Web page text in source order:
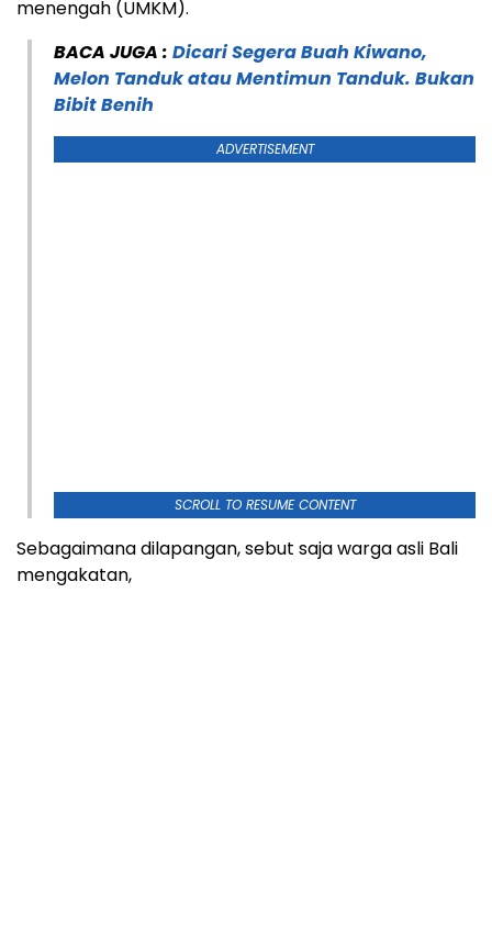
menengah (UMKM).
BACA JUGA : Dicari Segera Buah Kiwano,
Melon Tanduk atau Mentimun Tanduk. Bukan
Bibit Benih
ADVERTISEMENT
SCROLL TO RESUME CONTENT
Sebagaimana dilapangan, sebut saja warga asli Bali
mengakatan,